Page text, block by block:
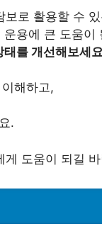
로 활용할 수
용에 큰 도움이
를 개선해보세
해하고,
.
게 도움이 되길